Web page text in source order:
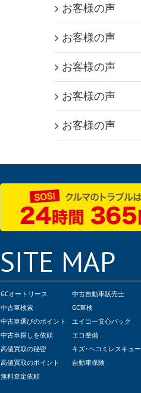
お客様の声
お客様の声
お客様の声
お客様の声
お客様の声
SITE MAP
GCオートリース
中古車検索
中古車選びのポイント
中古車探しを依頼
高値買取の秘密
高値買取のポイント
無料査定依頼
中古自動車販売士
GC車検
エイコー安心パック
エコ整備
キズ･ヘコミレスキュー
自動車保険